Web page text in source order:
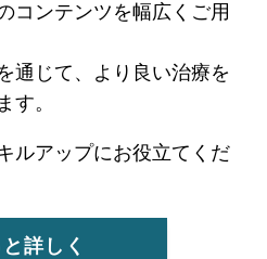
コンテンツを幅広くご用
通じて、より良い治療を
す。
ルアップにお役立てくだ
詳しく